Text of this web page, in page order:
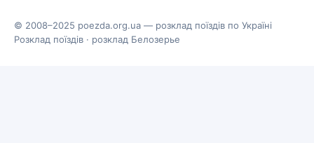
© 2008–2025 poezda.org.ua — розклад поїздів по Україні
Розклад поїздів · розклад Белозерье